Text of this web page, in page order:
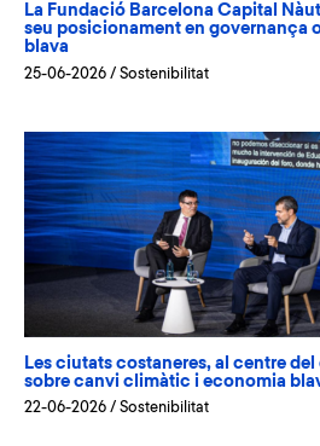
La Fundació Barcelona Capital
seu posicionament en governança
blava
25-06-2026 / Sostenibilitat
Les ciutats costaneres, al centre
sobre canvi climàtic i economia
22-06-2026 / Sostenibilitat